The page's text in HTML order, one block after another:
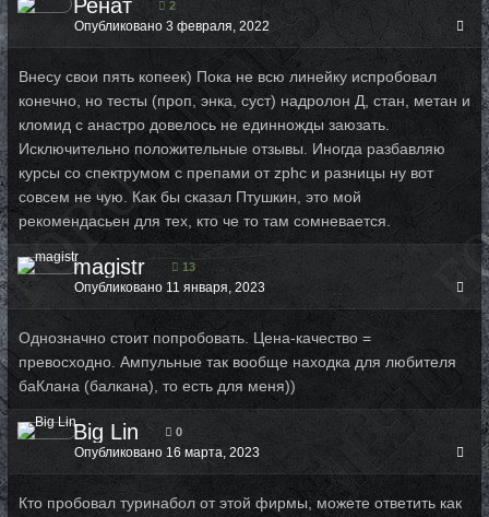
Ренат 2
Опубликовано 3 февраля, 2022
Внесу свои пять копеек) Пока не всю линейку испробовал
конечно, но тесты (проп, энка, суст) надролон Д, стан, метан и
кломид с анастро довелось не единножды заюзать.
Исключительно положительные отзывы. Иногда разбавляю
курсы со спектрумом с препами от zphc и разницы ну вот
совсем не чую. Как бы сказал Птушкин, это мой
рекомендасьен для тех, кто че то там сомневается.
magistr 13
Опубликовано 11 января, 2023
Однозначно стоит попробовать. Цена-качество =
превосходно. Ампульные так вообще находка для любителя
баКлана (балкана), то есть для меня))
Big Lin 0
Опубликовано 16 марта, 2023
Кто пробовал туринабол от этой фирмы, можете ответить как